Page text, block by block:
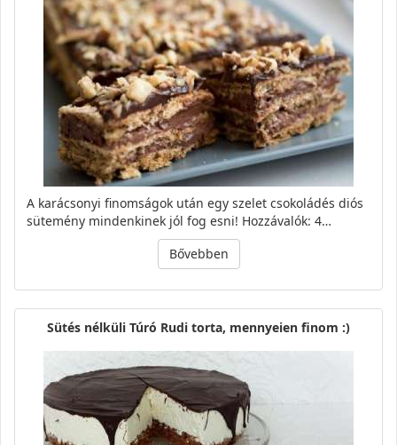
A karácsonyi finomságok után egy szelet csokoládés diós
sütemény mindenkinek jól fog esni! Hozzávalók: 4…
Bővebben
Sütés nélküli Túró Rudi torta, mennyeien finom :)